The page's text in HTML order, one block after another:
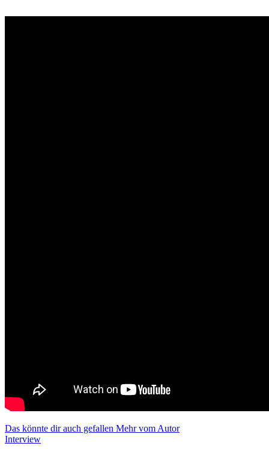
Das könnte dir auch gefallen Mehr vom Autor
Interview